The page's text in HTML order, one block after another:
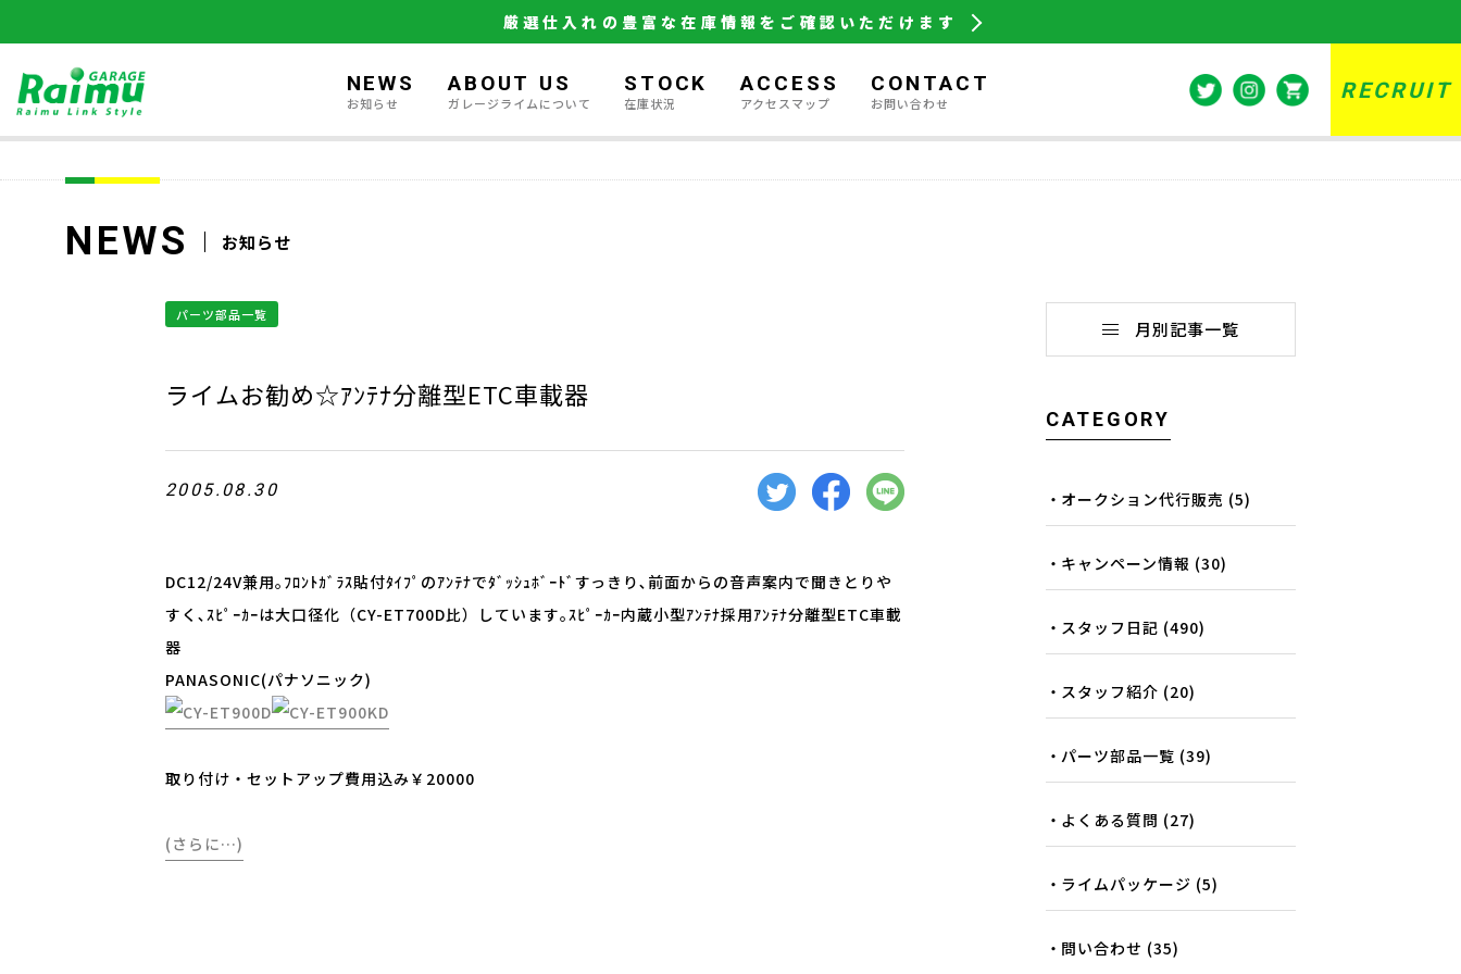
厳選仕入れの豊富な在庫情報をご確認いただけます
NEWS
お知らせ
ABOUT US
ガレージライムについて
STOCK
在庫状況
ACCESS
アクセスマップ
CONTACT
お問い合わせ
RECRUIT
NEWS お知らせ
パーツ部品一覧
ライムお勧め☆ｱﾝﾃﾅ分離型ETC車載器
2005.08.30
DC12/24V兼用｡ﾌﾛﾝﾄｶﾞﾗｽ貼付ﾀｲﾌﾟのｱﾝﾃﾅでﾀﾞｯｼｭﾎﾞｰﾄﾞすっきり､前面からの音声案内で聞きとりや
すく､ｽﾋﾟｰｶｰは大口径化（CY-ET700D比）しています｡ｽﾋﾟｰｶｰ内蔵小型ｱﾝﾃﾅ採用ｱﾝﾃﾅ分離型ETC車載
器
PANASONIC(パナソニック)
取り付け・セットアップ費用込み￥20000
(さらに…)
月別記事一覧
CATEGORY
オークション代行販売 (5)
キャンペーン情報 (30)
スタッフ日記 (490)
スタッフ紹介 (20)
パーツ部品一覧 (39)
よくある質問 (27)
ライムパッケージ (5)
問い合わせ (35)